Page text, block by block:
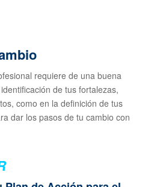
requiere de una buena
de tus fortalezas,
como en la definición de tus
dar los pasos de tu cambio con